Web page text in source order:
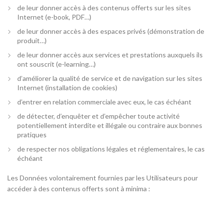
de leur donner accès à des contenus offerts sur les sites
Internet (e-book, PDF…)
de leur donner accès à des espaces privés (démonstration de
produit…)
de leur donner accès aux services et prestations auxquels ils
ont souscrit (e-learning…)
d’améliorer la qualité de service et de navigation sur les sites
Internet (installation de cookies)
d’entrer en relation commerciale avec eux, le cas échéant
de détecter, d’enquêter et d’empêcher toute activité
potentiellement interdite et illégale ou contraire aux bonnes
pratiques
de respecter nos obligations légales et réglementaires, le cas
échéant
Les Données volontairement fournies par les Utilisateurs pour
accéder à des contenus offerts sont à minima :